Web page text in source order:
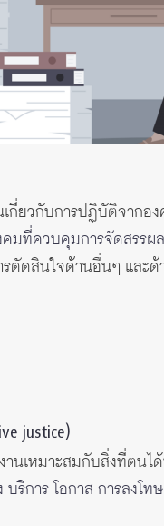
กี่ยวกับการปฏิบัติจาก
คมที่ควบคุมการจัดสรร
ตัดสินใจด้านอื่นๆ และด้
justice)
เหมาะสมกับสิ่งที่ตนไ
าร โอกาส การลงโท